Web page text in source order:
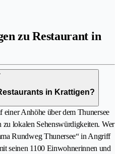
zu Restaurant in
in Krattigen?
Anhöhe über dem Thunersee
lokalen Sehenswürdigkeiten. Wer
Rundweg Thunersee“ in Angriff
seinen 1100 Einwohnerinnen und